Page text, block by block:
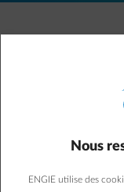
Le
Nous
ENGIE utilise des